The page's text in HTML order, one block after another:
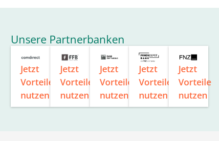
Unsere Partnerbanken
Jetzt
Vorteile
nutzen
Jetzt
Vorteile
nutzen
Jetzt
Vorteile
nutzen
Jetzt
Vorteile
nutzen
Jetzt
Vorteile
nutzen